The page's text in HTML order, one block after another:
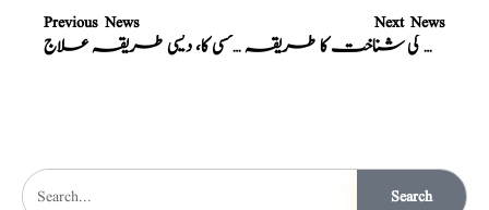
Previous News
نسخہ الشفاء : کھانسی کا، دیسی طریقہ علاج
Next News
نسخہ الشفاء : حمل کی شناخت کا طریقہ
Search